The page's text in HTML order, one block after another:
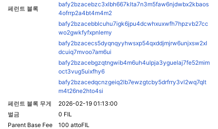
페런트 블록
bafy2bzacebzc3xlbh667klta7n3m5faw6njdwbx2kbaos
4ofrrp2a4bt4m4m2
bafy2bzacebblcuhu7igk6jpu4dcwhxuxwfh7hpzvb27cc
wo2gwkfyfxpnlemy
bafy2bzacecs5dyqnqyyhwsxp54qxddjmjrw6unjxsw2xl
dcuiq7mvoo7am6ui
bafy2bzacebgzqtngwib4m6uh4ulpja3yguelaj7fe52mim
oct3vug5uixfhy6
bafy2bzacedqcnzgeiq2lb7ewzgtcby5drfrry3vl2wq7qlt
m4t26ne2hto4si
페런트 블록 무게
2026-02-19 01:13:00
벌금
0 FIL
Parent Base Fee
100 attoFIL